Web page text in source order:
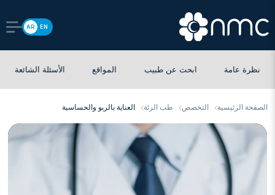
EN
AR
نظرة عامة ابحث عن طبيب المواقع الأسئلة الشائعة
الصفحة الرئيسية التخصص طب الرئة العناية بالربو والحساسية